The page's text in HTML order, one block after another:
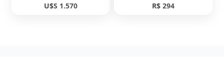
U$S 1.570 R$ 294